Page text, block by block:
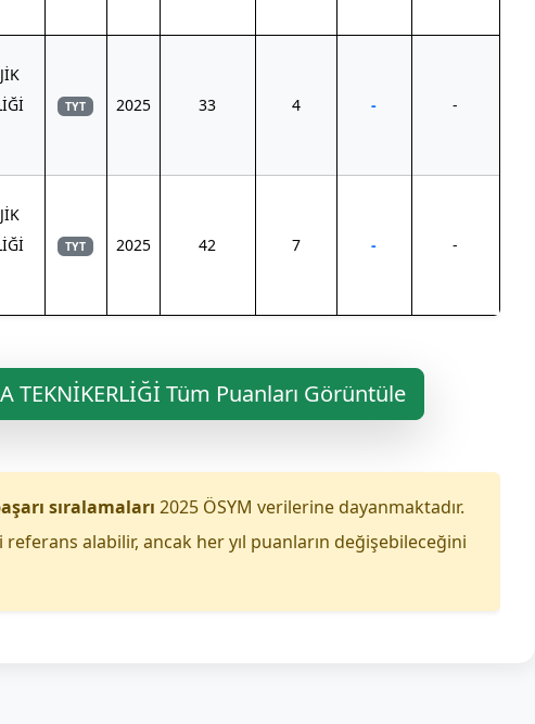
TYT 2025 33 4 - -
TYT 2025 42 7 - -
TEKNİKERLİĞİ Tüm Puanları Görüntüle
sıralamaları 2025 ÖSYM verilerine dayanmaktadır.
alabilir, ancak her yıl puanların değişebileceğini